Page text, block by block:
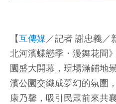
【互傳媒 ／記者 謝忠義／
北河濱蝶戀季・漫舞花間
園盛大開幕，現場滿鋪地
濱公園交織成夢幻的氛圍
康乃馨，吸引民眾前來共